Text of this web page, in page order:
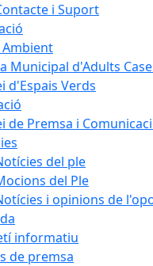
i Suport
Municipal d'Adults
d'Espais Verds
de Premsa i
del ple
del Ple
i opinions de
informatiu
de premsa